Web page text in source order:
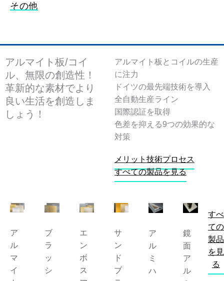
その他
アルマイト板/コイ
ル、無限の創造性！
革新的な素材でより
良い生活を創造しま
しょう！
アルマイト板とコイルの生産
に注力
ドイツの最先端技術を導入
全自動生産ライン
国際認証を取得
色差を抑える9つの効果的な
対策
メリット 技術プロセス
すべての製品を見る
ア
ル
マ
イ
ブ
ラ
ッ
シ
エ
ン
ボ
ス
サ
ン
ド
ブ
ア
ル
ミ
ハ
鏡
面
ア
ル
すべ
ての
製品
を見
る